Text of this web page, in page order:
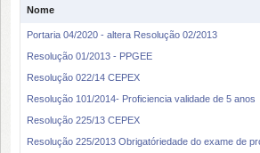
Nome
Portaria 04/2020 - altera Resolução 02/2013
Resolução 01/2013 - PPGEE
Resolução 022/14 CEPEX
Resolução 101/2014- Proficiencia validade de 5 anos
Resolução 225/13 CEPEX
Resolução 225/2013 Obrigatóriedade do exame de